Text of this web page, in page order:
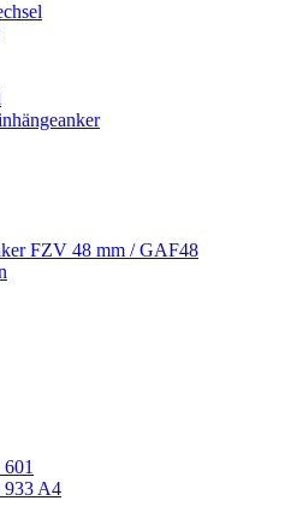
FZV 48 mm / GAF48
933 A4